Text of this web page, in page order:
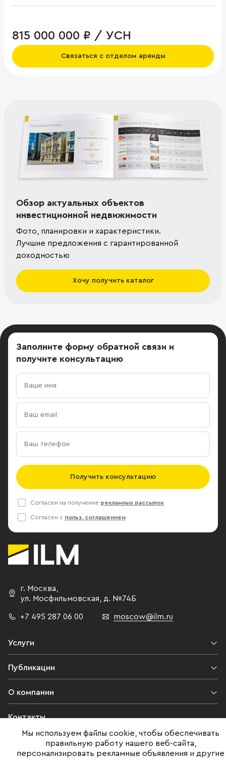
815 000 000 ₽ / УСН
Связаться с отделом аренды
Обзор актуальных объектов
инвестиционной недвижимости
Фото, планировки и характеристики.
Лучшие предложения с гарантированной
доходностью
Хочу получить каталог
Заполните форму обратной связи и
получите консультацию
Получить консультацию
Согласен на получение рекламных рассылок
Согласен с польз. соглашением
г. Москва
ул. Мосфильмовская,
д. №74Б
+7 495 287 06 00 moscow@ilm.ru
Услуги
Публикации
О компании
Контакты
Юридическая информация
Мы используем файлы cookie, чтобы обеспечивать
правильную работу нашего веб-сайта,
персонализировать рекламные объявления и другие